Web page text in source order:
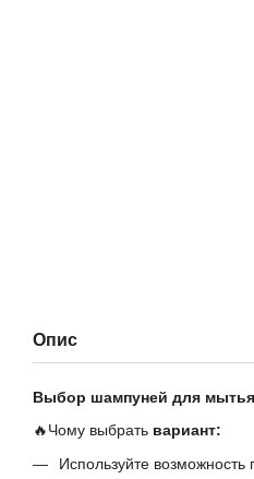
Опис
Выбор шампуней для
🔥Чому выбрать вариант:
Используйте